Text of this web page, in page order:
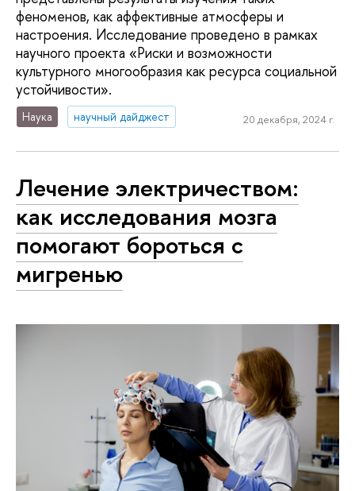
феноменов, как аффективные атмосферы и
настроения. Исследование проведено в рамках
научного проекта «Риски и возможности
культурного многообразия как ресурса социальной
устойчивости».
Наука научный дайджест 20 декабря, 2024 г.
Лечение электричеством:
как исследования мозга
помогают бороться с
мигренью